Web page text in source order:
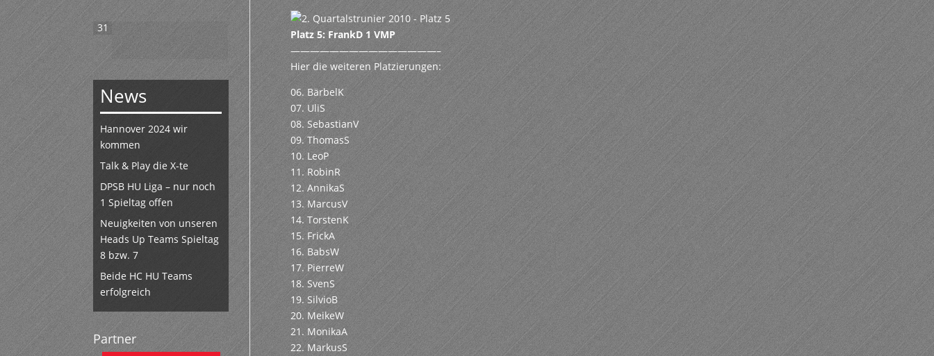
Platz 5: FrankD 1 VMP
———————————————–
Hier die weiteren Platzierungen:
06. BärbelK
07. UliS
08. SebastianV
09. ThomasS
10. LeoP
11. RobinR
12. AnnikaS
13. MarcusV
14. TorstenK
15. FrickA
16. BabsW
17. PierreW
18. SvenS
19. SilvioB
20. MeikeW
21. MonikaA
22. MarkusS
31
News
Hannover 2024 wir
kommen
Talk & Play die X-te
DPSB HU Liga – nur noch
1 Spieltag offen
Neuigkeiten von unseren
Heads Up Teams Spieltag
8 bzw. 7
Beide HC HU Teams
erfolgreich
Partner